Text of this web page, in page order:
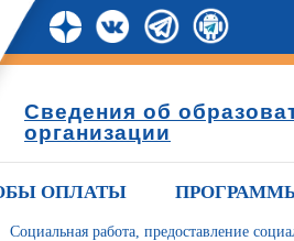
Сведения об
организации
ОПЛАТЫ
Социальная работа, предоставление